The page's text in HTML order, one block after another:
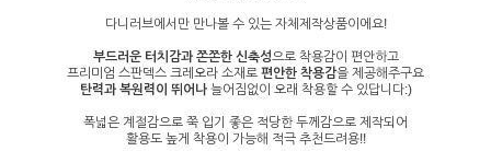
다니러브에서만 만나볼 수 있는 자체제작상품이에요!
부드러운 터치감과 쫀쫀한 신축성으로 착용감이 편안하고
프리미엄 스판덱스 크레오라 소재로 편안한 착용감을 제공해주구요
탄력과 복원력이 뛰어나늘어짐없이 오래 착용할 수 있답니다:)
폭넓은 계절감으로 쭉 입기 좋은 적당한 두께감으로 제작되어
활용도 높게 착용이 가능해 적극 추천드려용!!